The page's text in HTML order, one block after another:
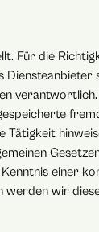
Für die
einer
wir